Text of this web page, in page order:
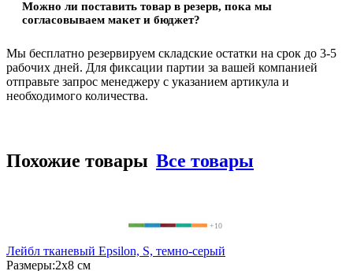
Можно ли поставить товар в резерв, пока мы
согласовываем макет и бюджет?
Мы бесплатно резервируем складские остатки на срок до 3-5
рабочих дней. Для фиксации партии за вашей компанией
отправьте запрос менеджеру с указанием артикула и
необходимого количества.
Похожие товары Все товары
+10
Лейбл тканевый Epsilon, S, темно-серый
Размеры:2х8 см